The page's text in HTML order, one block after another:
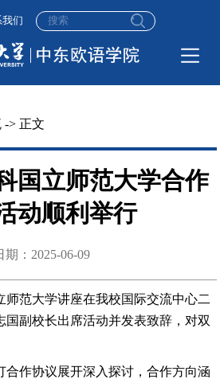
我们
-> 正文
国立师范大学合作
动顺利举行
期：2025-06-09
师范大学讲座在我校国际交流中心二
国副校长出席活动并发表致辞，对双
合作协议展开深入探讨，合作方向涵